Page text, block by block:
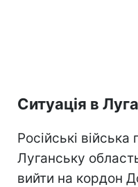
Ситуація в
Російські
Луганську
вийти на кордон